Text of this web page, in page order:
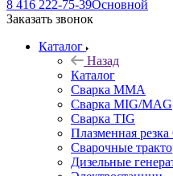
8 416 222-75-39Основной
Заказать звонок
Каталог
Назад
Каталог
Сварка MMA
Сварка MIG/MAG
Сварка TIG
Плазменная
Сварочные
Дизельные